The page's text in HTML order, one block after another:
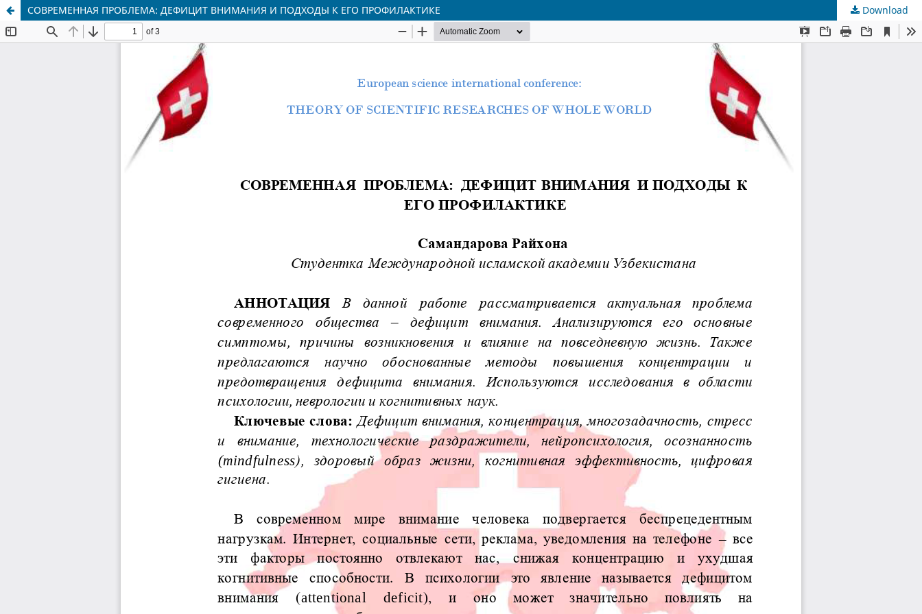
СОВРЕМЕННАЯ ПРОБЛЕМА: ДЕФИЦИТ ВНИМАНИЯ И ПОДХОДЫ К ЕГО ПРОФИЛАКТИКЕ Download